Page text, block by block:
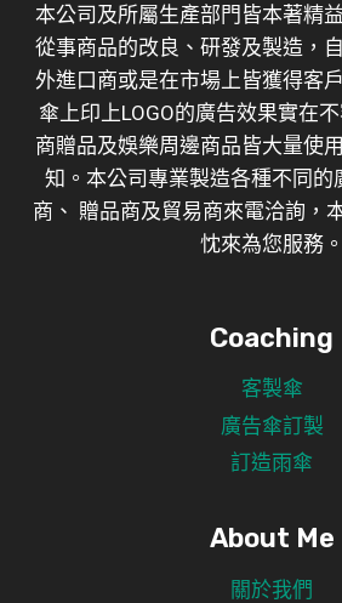
本公司及所屬生產部門皆本著精
從事商品的改良、研發及製造，
外進口商或是在市場上皆獲得客
傘上印上LOGO的廣告效果實在
商贈品及娛樂周邊商品皆大量使
知。本公司專業製造各種不同的
商、 贈品商及貿易商來電洽詢，
忱來為您服務。
Coaching
客製傘
廣告傘訂製
訂造雨傘
About Me
關於我們